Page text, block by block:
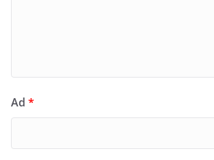
Ad *